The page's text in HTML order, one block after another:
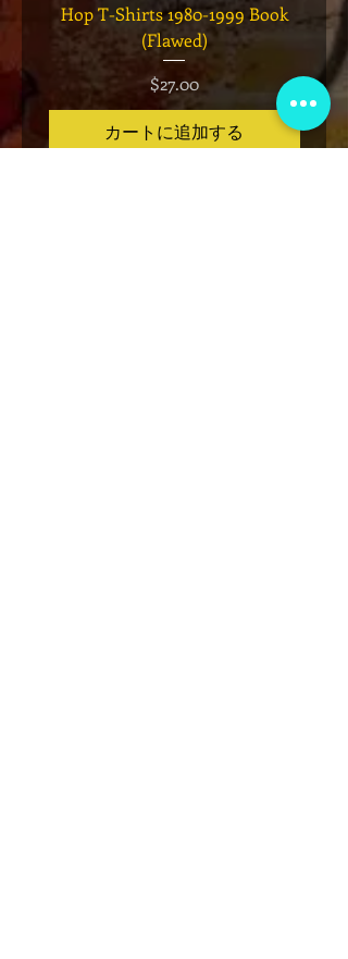
Hop T-Shirts 1980-1999 Book
(Flawed)
価格
$27.00
カートに追加する
Has